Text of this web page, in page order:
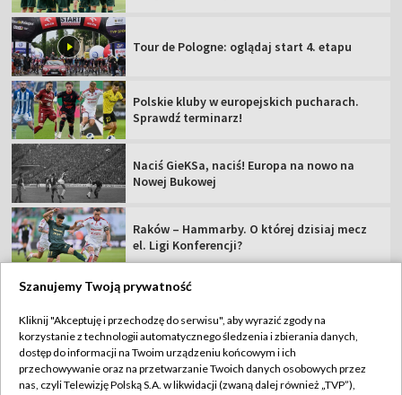
Tour de Pologne: oglądaj start 4. etapu
Polskie kluby w europejskich pucharach.
Sprawdź terminarz!
Naciś GieKSa, naciś! Europa na nowo na
Nowej Bukowej
Raków – Hammarby. O której dzisiaj mecz
el. Ligi Konferencji?
TVP
Abonament TVP
Regulamin TVP
Szanujemy Twoją prywatność
Kliknij "Akceptuję i przechodzę do serwisu", aby wyrazić zgody na
korzystanie z technologii automatycznego śledzenia i zbierania danych,
dostęp do informacji na Twoim urządzeniu końcowym i ich
przechowywanie oraz na przetwarzanie Twoich danych osobowych przez
nas, czyli Telewizję Polską S.A. w likwidacji (zwaną dalej również „TVP”),